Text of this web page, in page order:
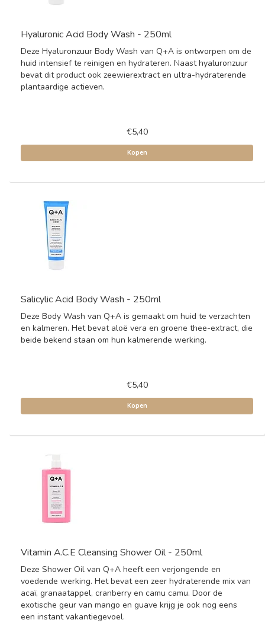
Hyaluronic Acid Body Wash - 250ml
Deze Hyaluronzuur Body Wash van Q+A is ontworpen om de
huid intensief te reinigen en hydrateren. Naast hyaluronzuur
bevat dit product ook zeewierextract en ultra-hydraterende
plantaardige actieven.
€5,40
Kopen
Salicylic Acid Body Wash - 250ml
Deze Body Wash van Q+A is gemaakt om huid te verzachten
en kalmeren. Het bevat aloë vera en groene thee-extract, die
beide bekend staan om hun kalmerende werking.
€5,40
Kopen
Vitamin A.C.E Cleansing Shower Oil - 250ml
Deze Shower Oil van Q+A heeft een verjongende en
voedende werking. Het bevat een zeer hydraterende mix van
acaï, granaatappel, cranberry en camu camu. Door de
exotische geur van mango en guave krijg je ook nog eens
een instant vakantiegevoel.